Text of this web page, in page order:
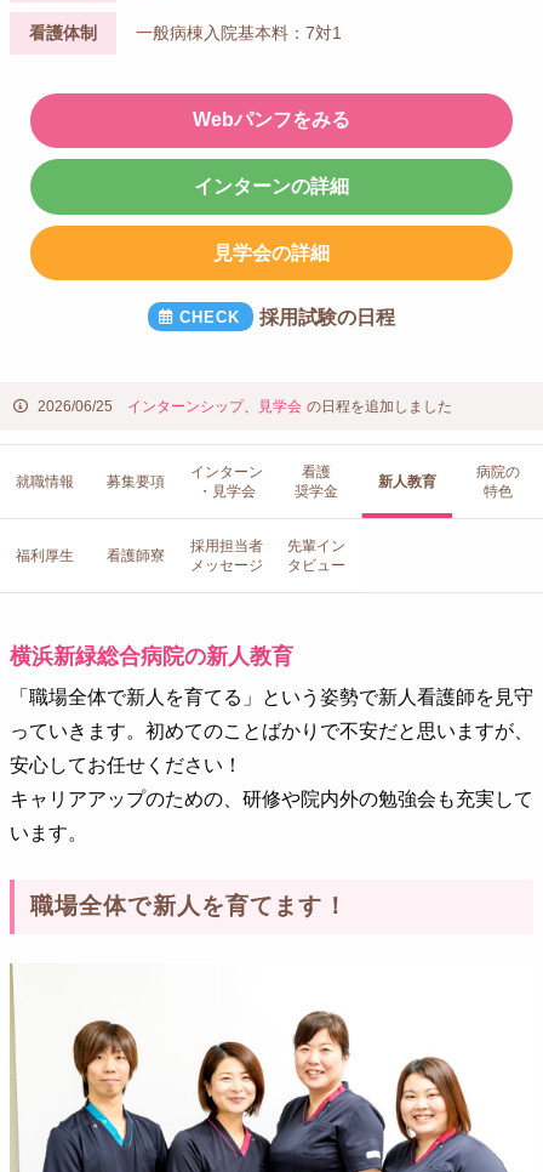
看護体制 一般病棟入院基本料：7対1
Webパンフをみる
インターンの詳細
見学会の詳細
採用試験の日程
2026/06/25 インターンシップ、 見学会 の日程を追加しました
就職情報 募集要項
インターン
・見学会
看護
奨学金
新人教育
病院の
特色
福利厚生 看護師寮
採用担当者
メッセージ
先輩イン
タビュー
横浜新緑総合病院の新人教育
「職場全体で新人を育てる」という姿勢で新人看護師を見守
っていきます。初めてのことばかりで不安だと思いますが、
安心してお任せください！
キャリアアップのための、研修や院内外の勉強会も充実して
います。
職場全体で新人を育てます！